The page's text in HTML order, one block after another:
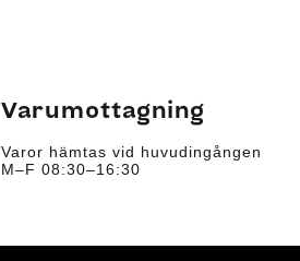
Varumottagning
Varor hämtas vid huvudingången
M–F 08:30–16:30